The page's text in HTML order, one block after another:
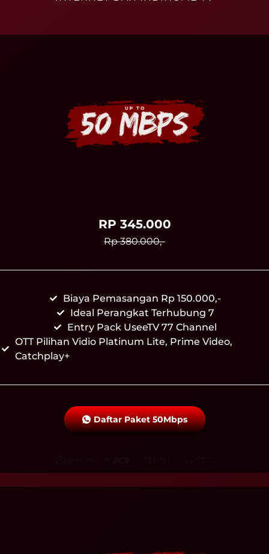
RP 345.000
Rp 380.000,-
Biaya Pemasangan Rp 150.000,-
Ideal Perangkat Terhubung 7
Entry Pack UseeTV 77 Channel
OTT Pilihan Vidio Platinum Lite, Prime Video,
Catchplay+
Daftar Paket 50Mbps